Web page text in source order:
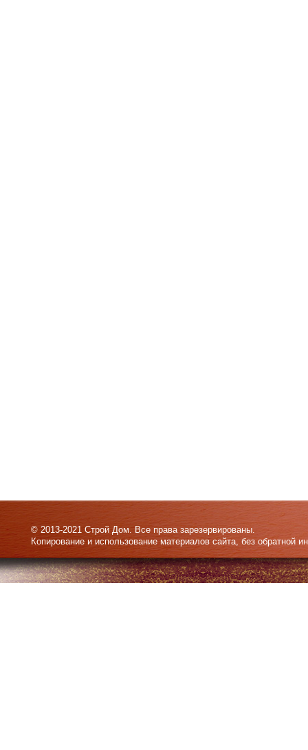
© 2013-2021 Строй Дом. Все права зарезервированы.
Копирование и использование материалов сайта, без обратной